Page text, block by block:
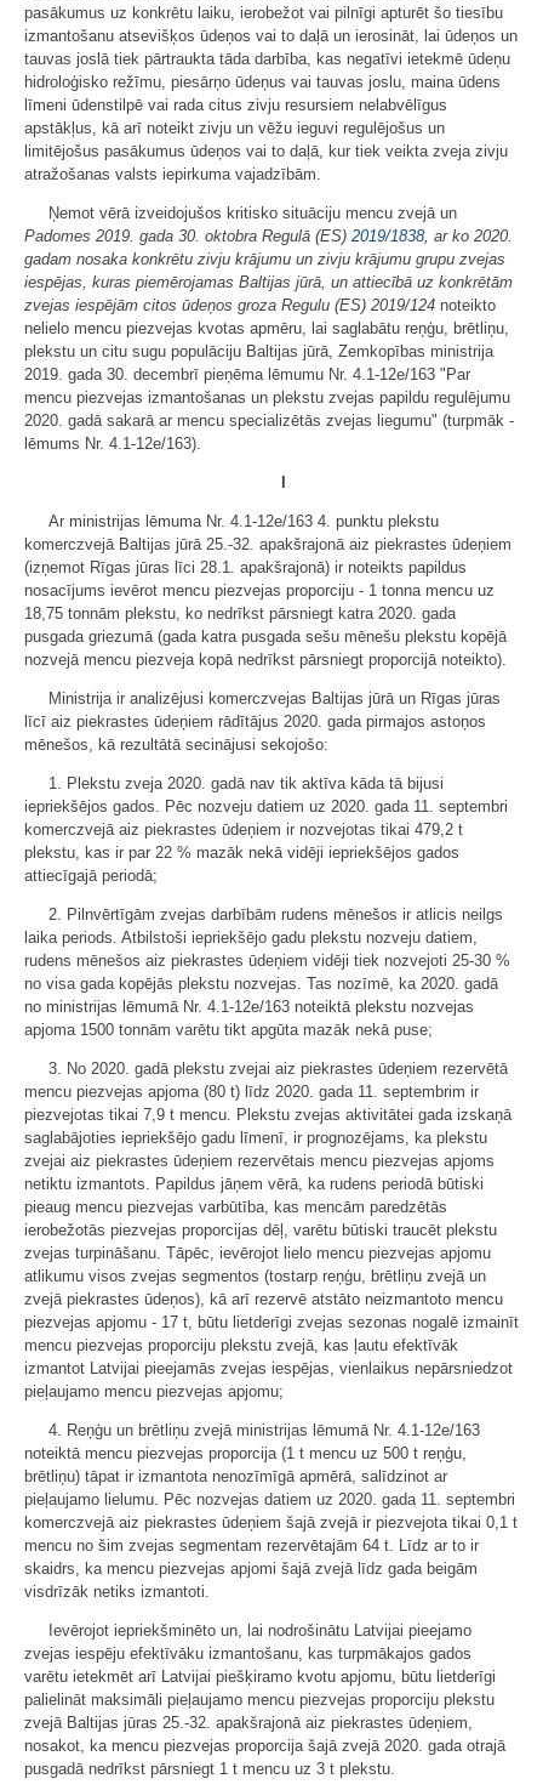
pasākumus uz konkrētu laiku, ierobežot vai pilnīgi apturēt šo tiesību
izmantošanu atsevišķos ūdeņos vai to daļā un ierosināt, lai ūdeņos un
tauvas joslā tiek pārtraukta tāda darbība, kas negatīvi ietekmē ūdeņu
hidroloģisko režīmu, piesārņo ūdeņus vai tauvas joslu, maina ūdens
līmeni ūdenstilpē vai rada citus zivju resursiem nelabvēlīgus
apstākļus, kā arī noteikt zivju un vēžu ieguvi regulējošus un
limitējošus pasākumus ūdeņos vai to daļā, kur tiek veikta zveja zivju
atražošanas valsts iepirkuma vajadzībām.
Ņemot vērā izveidojušos kritisko situāciju mencu zvejā un
Padomes 2019. gada 30. oktobra Regulā (ES) 2019/1838, ar ko 2020.
gadam nosaka konkrētu zivju krājumu un zivju krājumu grupu zvejas
iespējas, kuras piemērojamas Baltijas jūrā, un attiecībā uz konkrētām
zvejas iespējām citos ūdeņos groza Regulu (ES) 2019/124 noteikto
nelielo mencu piezvejas kvotas apmēru, lai saglabātu reņģu, brētliņu,
plekstu un citu sugu populāciju Baltijas jūrā, Zemkopības ministrija
2019. gada 30. decembrī pieņēma lēmumu Nr. 4.1-12e/163 "Par
mencu piezvejas izmantošanas un plekstu zvejas papildu regulējumu
2020. gadā sakarā ar mencu specializētās zvejas liegumu" (turpmāk -
lēmums Nr. 4.1-12e/163).
Ar ministrijas lēmuma Nr. 4.1-12e/163 4. punktu plekstu
komerczvejā Baltijas jūrā 25.-32. apakšrajonā aiz piekrastes ūdeņiem
(izņemot Rīgas jūras līci 28.1. apakšrajonā) ir noteikts papildus
nosacījums ievērot mencu piezvejas proporciju - 1 tonna mencu uz
18,75 tonnām plekstu, ko nedrīkst pārsniegt katra 2020. gada
pusgada griezumā (gada katra pusgada sešu mēnešu plekstu kopējā
nozvejā mencu piezveja kopā nedrīkst pārsniegt proporcijā noteikto).
Ministrija ir analizējusi komerczvejas Baltijas jūrā un Rīgas jūras
līcī aiz piekrastes ūdeņiem rādītājus 2020. gada pirmajos astoņos
mēnešos, kā rezultātā secinājusi sekojošo:
1. Plekstu zveja 2020. gadā nav tik aktīva kāda tā bijusi
iepriekšējos gados. Pēc nozveju datiem uz 2020. gada 11. septembri
komerczvejā aiz piekrastes ūdeņiem ir nozvejotas tikai 479,2 t
plekstu, kas ir par 22 % mazāk nekā vidēji iepriekšējos gados
attiecīgajā periodā;
2. Pilnvērtīgām zvejas darbībām rudens mēnešos ir atlicis neilgs
laika periods. Atbilstoši iepriekšējo gadu plekstu nozveju datiem,
rudens mēnešos aiz piekrastes ūdeņiem vidēji tiek nozvejoti 25-30 %
no visa gada kopējās plekstu nozvejas. Tas nozīmē, ka 2020. gadā
no ministrijas lēmumā Nr. 4.1-12e/163 noteiktā plekstu nozvejas
apjoma 1500 tonnām varētu tikt apgūta mazāk nekā puse;
3. No 2020. gadā plekstu zvejai aiz piekrastes ūdeņiem rezervētā
mencu piezvejas apjoma (80 t) līdz 2020. gada 11. septembrim ir
piezvejotas tikai 7,9 t mencu. Plekstu zvejas aktivitātei gada izskaņā
saglabājoties iepriekšējo gadu līmenī, ir prognozējams, ka plekstu
zvejai aiz piekrastes ūdeņiem rezervētais mencu piezvejas apjoms
netiktu izmantots. Papildus jāņem vērā, ka rudens periodā būtiski
pieaug mencu piezvejas varbūtība, kas mencām paredzētās
ierobežotās piezvejas proporcijas dēļ, varētu būtiski traucēt plekstu
zvejas turpināšanu. Tāpēc, ievērojot lielo mencu piezvejas apjomu
atlikumu visos zvejas segmentos (tostarp reņģu, brētliņu zvejā un
zvejā piekrastes ūdeņos), kā arī rezervē atstāto neizmantoto mencu
piezvejas apjomu - 17 t, būtu lietderīgi zvejas sezonas nogalē izmainīt
mencu piezvejas proporciju plekstu zvejā, kas ļautu efektīvāk
izmantot Latvijai pieejamās zvejas iespējas, vienlaikus nepārsniedzot
pieļaujamo mencu piezvejas apjomu;
4. Reņģu un brētliņu zvejā ministrijas lēmumā Nr. 4.1-12e/163
noteiktā mencu piezvejas proporcija (1 t mencu uz 500 t reņģu,
brētliņu) tāpat ir izmantota nenozīmīgā apmērā, salīdzinot ar
pieļaujamo lielumu. Pēc nozvejas datiem uz 2020. gada 11. septembri
komerczvejā aiz piekrastes ūdeņiem šajā zvejā ir piezvejota tikai 0,1 t
mencu no šim zvejas segmentam rezervētajām 64 t. Līdz ar to ir
skaidrs, ka mencu piezvejas apjomi šajā zvejā līdz gada beigām
visdrīzāk netiks izmantoti.
Ievērojot iepriekšminēto un, lai nodrošinātu Latvijai pieejamo
zvejas iespēju efektīvāku izmantošanu, kas turpmākajos gados
varētu ietekmēt arī Latvijai piešķiramo kvotu apjomu, būtu lietderīgi
palielināt maksimāli pieļaujamo mencu piezvejas proporciju plekstu
zvejā Baltijas jūras 25.-32. apakšrajonā aiz piekrastes ūdeņiem,
nosakot, ka mencu piezvejas proporcija šajā zvejā 2020. gada otrajā
pusgadā nedrīkst pārsniegt 1 t mencu uz 3 t plekstu.